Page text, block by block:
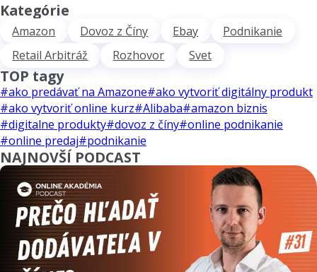
Kategórie
Amazon Dovoz z Číny Ebay
Podnikanie
Retail Arbitráž
Rozhovor Svet
TOP tagy
#ako predávať na Amazone#ako vytvoriť digitálny produkt
#ako vytvoriť online kurz#Alibaba#amazon biznis
#digitalne produkty#dovoz z číny#online podnikanie
#online predaj#podnikanie
NAJNOVŠÍ PODCAST